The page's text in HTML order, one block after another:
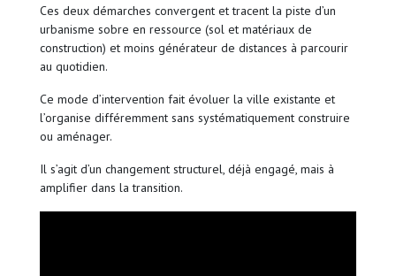
Ces deux démarches convergent et tracent la piste d’un
urbanisme sobre en ressource (sol et matériaux de
construction) et moins générateur de distances à parcourir
au quotidien.
Ce mode d’intervention fait évoluer la ville existante et
l’organise différemment sans systématiquement construire
ou aménager.
Il s’agit d’un changement structurel, déjà engagé, mais à
amplifier dans la transition.